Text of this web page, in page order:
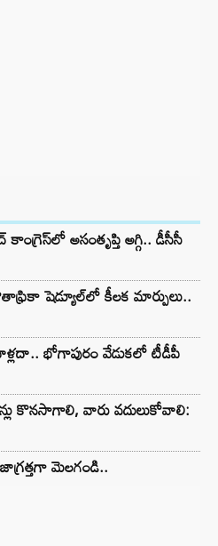
అసంతృప్తి అగ్గి.. డీసీసీ
షెడ్యూల్‌లో కీలక మార్పులు..
భోగాపురం వేడుకలో టీడీపీ
కొనసాగాలి, వారు వదులుకోవాలి:
మెలగండి..